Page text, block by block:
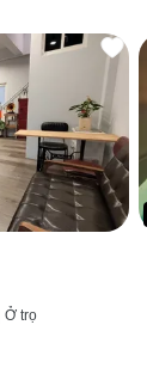
Ở trọ